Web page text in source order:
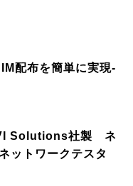
配布を簡単に実現-
Solutions社製 ネ
ットワークテスタ